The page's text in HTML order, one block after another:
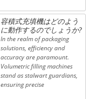
容積式充填機はどのよう
に動作するのでしょうか?
In the realm of packaging
solutions, efficiency and
accuracy are paramount.
Volumetric filling machines
stand as stalwart guardians,
ensuring precise